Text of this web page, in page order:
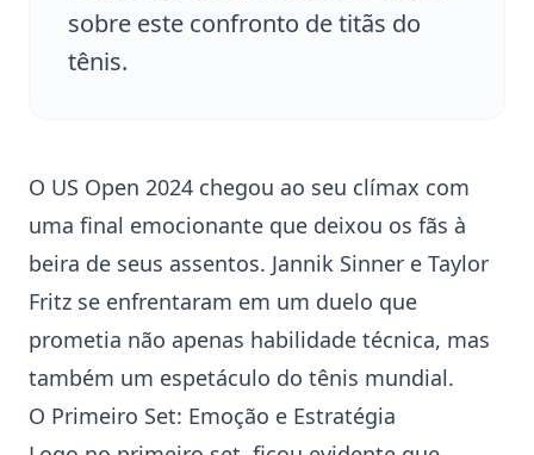
sobre este confronto de titãs do
tênis.
O US Open 2024 chegou ao seu clímax com
uma final emocionante que deixou os fãs à
beira de seus assentos. Jannik Sinner e Taylor
Fritz se enfrentaram em um duelo que
prometia não apenas habilidade técnica, mas
também um espetáculo do tênis mundial.
O Primeiro Set: Emoção e Estratégia